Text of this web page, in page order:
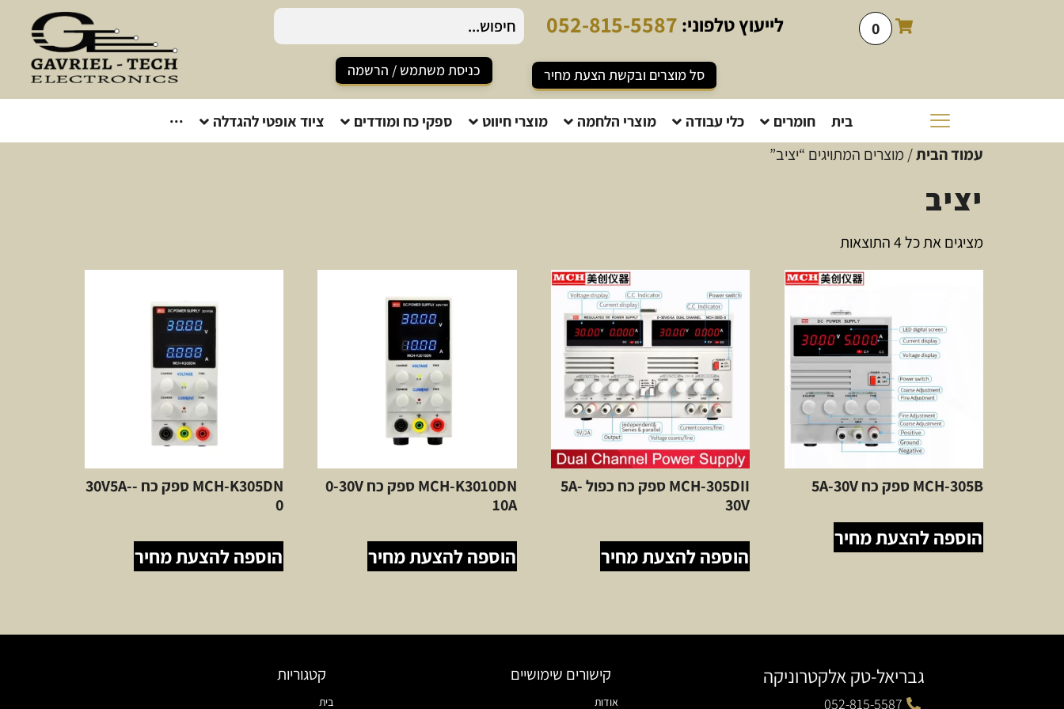
0 לייעוץטלפוני: 052-815-5587
סל מוצרים ובקשת הצעת מחיר כניסת משתמש / הרשמה
בית חומרים כלי עבודה מוצרי הלחמה מוצרי חיווט ספקי כח ומודדים ציוד אופטי להגדלה ···
עמוד הבית/ מוצרים המתויגים “יציב”
יציב
מציגים את כל ⁦4⁩ התוצאות
MCH-305B ספק כח 5A-30V
הוספה להצעת מחיר
MCH-305DII ספק כח כפול 5A-
30V
הוספה להצעת מחיר
MCH-K3010DN ספק כח 0-30V
10A
הוספה להצעת מחיר
MCH-K305DN ספק כח -30V5A-
0
הוספה להצעת מחיר
גבריאל-טק אלקטרוניקה
052-815-5587
קישורים שימושיים
אודות
קטגוריות
בית